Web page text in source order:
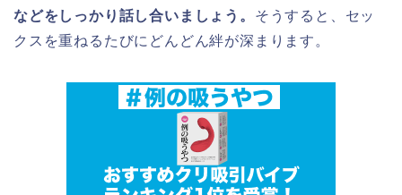
などをしっかり話し合いましょう。 そうすると、セッ
クスを重ねるたびにどんどん絆が深まります。